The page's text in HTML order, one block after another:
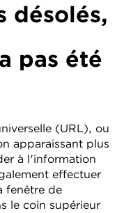
désolés,
pas été
(URL), ou
apparaissant plus
à l'information
effectuer
fenêtre de
le coin supérieur